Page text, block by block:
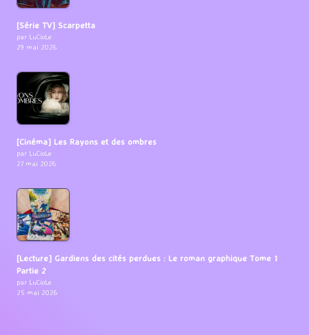
[Série TV] Scarpetta
par LuCioLe
29 mai 2026
[Cinéma] Les Rayons et des ombres
par LuCioLe
27 mai 2026
[Lecture] Gardiens des cités perdues : Le roman graphique Tome 1
Partie 2
par LuCioLe
25 mai 2026